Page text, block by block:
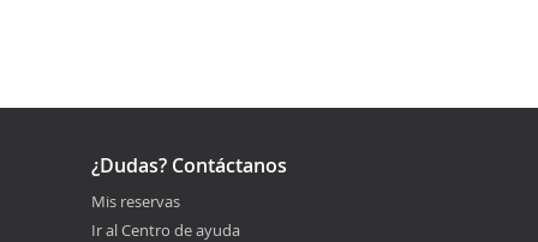
¿Dudas? Contáctanos
Mis reservas
Ir al Centro de ayuda